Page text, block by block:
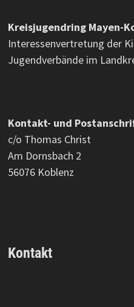
Kreisjugendring Mayen-
Interessenvertretung der
Jugendverbände im
Kontakt- und
c/o Thomas Christ
Am Dornsbach 2
56076 Koblenz
Kontakt